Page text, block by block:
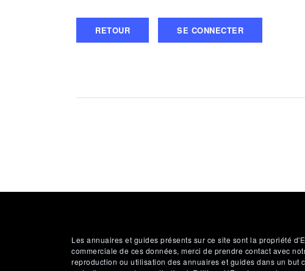
RETOUR SE CONNECTER
Les annuaires et guides présents sur ce site sont la propriété
commerciale de ces données, merci de prendre contact avec
reproduction ou utilisation des annuaires et guides dans un